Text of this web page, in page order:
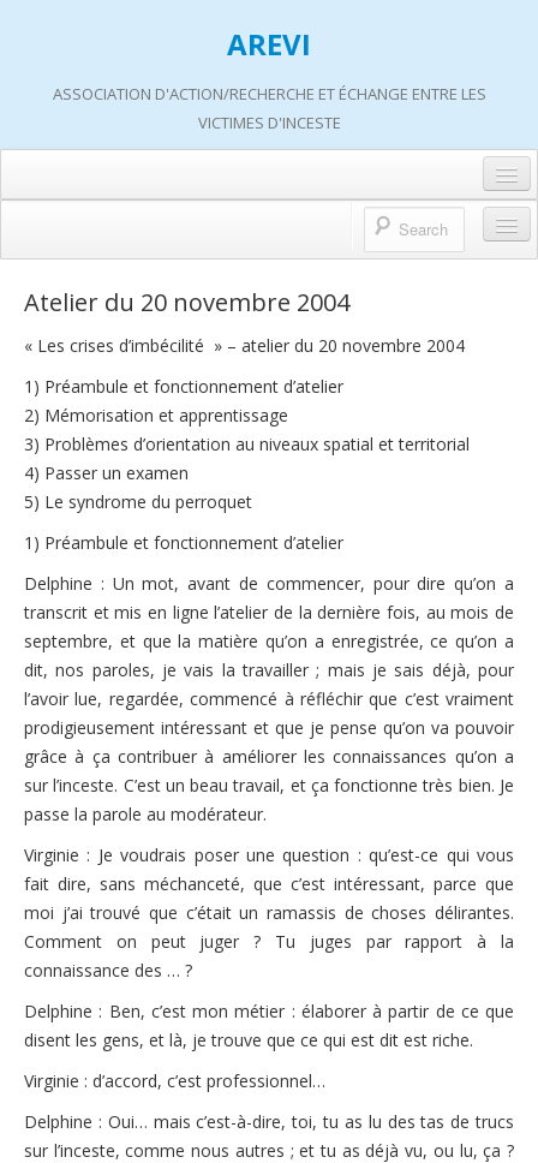
AREVI
ASSOCIATION D'ACTION/RECHERCHE ET ÉCHANGE ENTRE LES
VICTIMES D'INCESTE
A propos d’AREVI
Les groupes de paroles
Les ateliers
S’informer
Adhérer
Nous soutenir
Nous contacter
Politique de cookies (UE)
Qui sommes-nous ?
Historique de nos actions
Travaux AREVI
Adhérer
Nous faire connaître
Dépliant de présentation
Les groupes de paroles
Fonctionnement des groupes de parole
Groupes de parole à Paris
Groupes de parole à Rouen
Groupes de parole à Toulouse
Groupes de parole en distanciel/visioconférence
Thèmes abordés lors des groupes de parole
Les ateliers
Présentation des ateliers thématiques
Atelier du 20 novembre 2004
« Les crises d’imbécilité » – atelier du 20 novembre 2004
1) Préambule et fonctionnement d’atelier
2) Mémorisation et apprentissage
3) Problèmes d’orientation au niveaux spatial et territorial
4) Passer un examen
5) Le syndrome du perroquet
1) Préambule et fonctionnement d’atelier
Delphine : Un mot, avant de commencer, pour dire qu’on a
transcrit et mis en ligne l’atelier de la dernière fois, au mois de
septembre, et que la matière qu’on a enregistrée, ce qu’on a
dit, nos paroles, je vais la travailler ; mais je sais déjà, pour
l’avoir lue, regardée, commencé à réfléchir que c’est vraiment
prodigieusement intéressant et que je pense qu’on va pouvoir
grâce à ça contribuer à améliorer les connaissances qu’on a
sur l’inceste. C’est un beau travail, et ça fonctionne très bien. Je
passe la parole au modérateur.
Virginie : Je voudrais poser une question : qu’est-ce qui vous
fait dire, sans méchanceté, que c’est intéressant, parce que
moi j’ai trouvé que c’était un ramassis de choses délirantes.
Comment on peut juger ? Tu juges par rapport à la
connaissance des … ?
Delphine : Ben, c’est mon métier : élaborer à partir de ce que
disent les gens, et là, je trouve que ce qui est dit est riche.
Virginie : d’accord, c’est professionnel…
Delphine : Oui… mais c’est-à-dire, toi, tu as lu des tas de trucs
sur l’inceste, comme nous autres ; et tu as déjà vu, ou lu, ça ?